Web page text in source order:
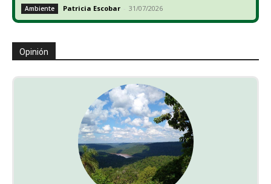
Ambiente Patricia Escobar - 31/07/2026
Opinión